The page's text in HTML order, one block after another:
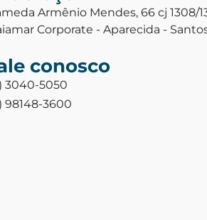
Armênio Mendes, 66 cj 1308/
Corporate - Aparecida -
conosco
3040-5050
98148-3600